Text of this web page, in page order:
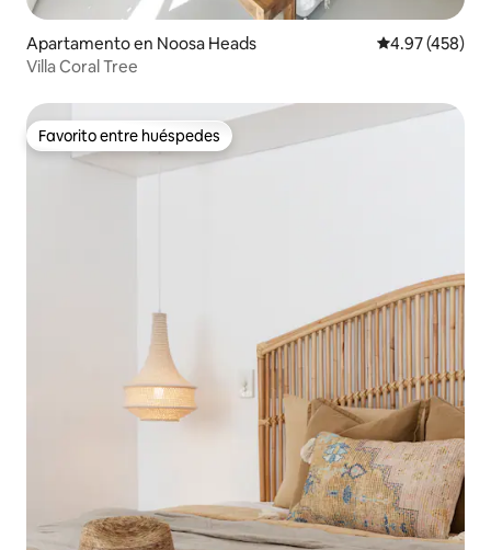
Apartamento en Noosa Heads Calificación
4.97 (458)
Villa Coral Tree
Favorito entre huéspedes
Favorito entre huéspedes